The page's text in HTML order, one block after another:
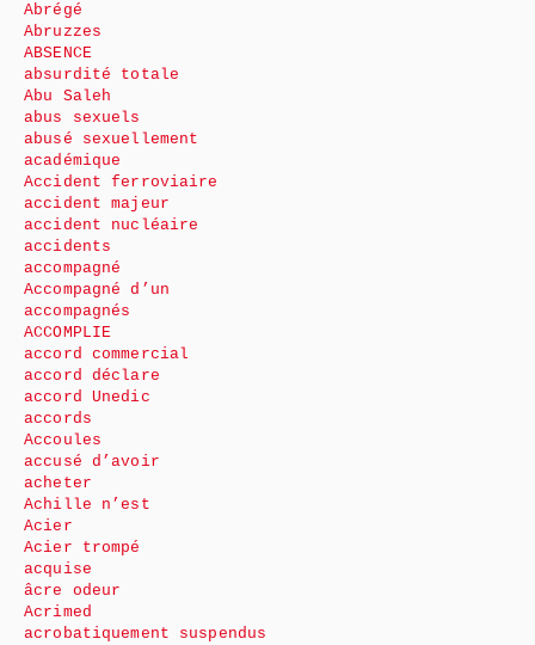
Abrégé
Abruzzes
ABSENCE
absurdité totale
Abu Saleh
abus sexuels
abusé sexuellement
académique
Accident ferroviaire
accident majeur
accident nucléaire
accidents
accompagné
Accompagné d’un
accompagnés
ACCOMPLIE
accord commercial
accord déclare
accord Unedic
accords
Accoules
accusé d’avoir
acheter
Achille n’est
Acier
Acier trompé
acquise
âcre odeur
Acrimed
acrobatiquement suspendus